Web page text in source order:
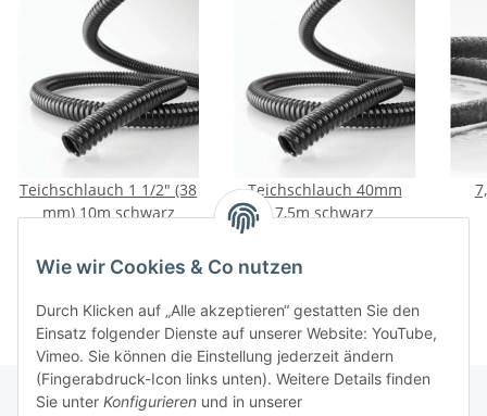
Wie wir Cookies & Co nutzen
Durch Klicken auf „Alle akzeptieren“ gestatten Sie den
Einsatz folgender Dienste auf unserer Website: YouTube,
Vimeo. Sie können die Einstellung jederzeit ändern
(Fingerabdruck-Icon links unten). Weitere Details finden
Sie unter Konfigurieren und in unserer
Teichschlauch 1 1/2" (38
mm) 10m schwarz
Teichschlauch 40mm
7,5m schwarz